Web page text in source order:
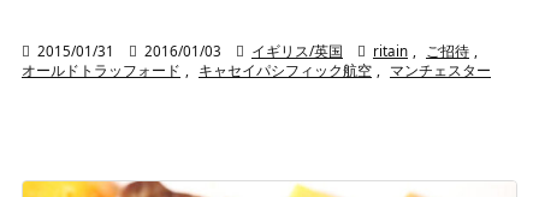
 2015/01/31  2016/01/03  イギリス/英国  ritain , ご招待 ,
オールドトラッフォード , キャセイパシフィック航空 , マンチェスター